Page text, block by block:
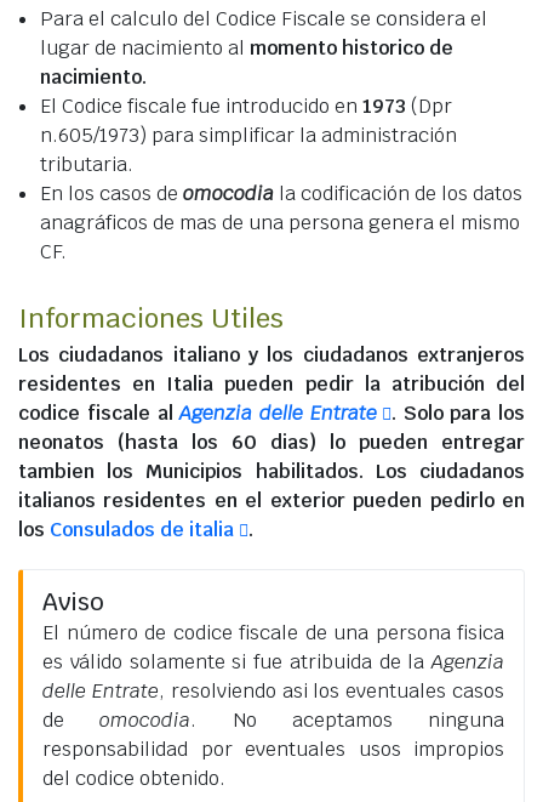
Para el calculo del Codice Fiscale se considera el
lugar de nacimiento al momento historico de
nacimiento.
El Codice fiscale fue introducido en 1973 (Dpr
n.605/1973) para simplificar la administración
tributaria.
En los casos de omocodia la codificación de los datos
anagráficos de mas de una persona genera el mismo
CF.
Informaciones Utiles
Los ciudadanos italianoy los ciudadanos extranjeros
residentes en Italia pueden pedir la atribución del
codice fiscale alAgenzia delle Entrate
. Solo para los
neonatos (hasta los 60 dias) lo pueden entregar
tambien los Municipios habilitados. Los ciudadanos
italianos residentes en el exteriorpueden pedirlo en
los Consulados de italia .
Aviso
El número de codice fiscale de una persona fisica
es válido solamente si fue atribuida de laAgenzia
delle Entrate, resolviendo asi los eventuales casos
deomocodia. No aceptamos ninguna
responsabilidad por eventuales usos impropios
del codice obtenido.